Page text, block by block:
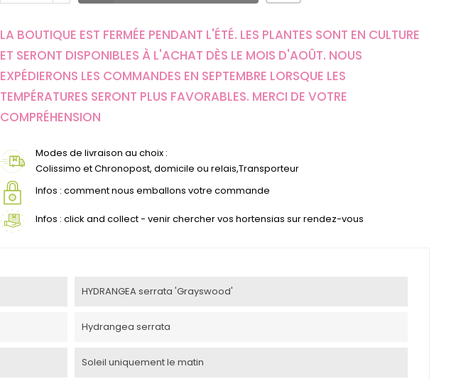
LA BOUTIQUE EST FERMÉE PENDANT L'ÉTÉ. LES PLANTES SONT EN CULTURE
ET SERONT DISPONIBLES À L'ACHAT DÈS LE MOIS D'AOÛT. NOUS
EXPÉDIERONS LES COMMANDES EN SEPTEMBRE LORSQUE LES
TEMPÉRATURES SERONT PLUS FAVORABLES. MERCI DE VOTRE
COMPRÉHENSION
Modes de livraison au choix :
Colissimo et Chronopost, domicile ou relais,Transporteur
Infos : comment nous emballons votre commande
Infos : click and collect - venir chercher vos hortensias sur rendez-vous
HYDRANGEA serrata 'Grayswood'
Hydrangea serrata
Soleil uniquement le matin